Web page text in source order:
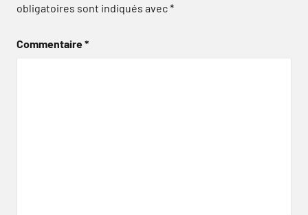
obligatoires sont indiqués avec*
Commentaire*